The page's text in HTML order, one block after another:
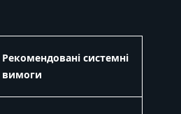
Рекомендовані системні
вимоги